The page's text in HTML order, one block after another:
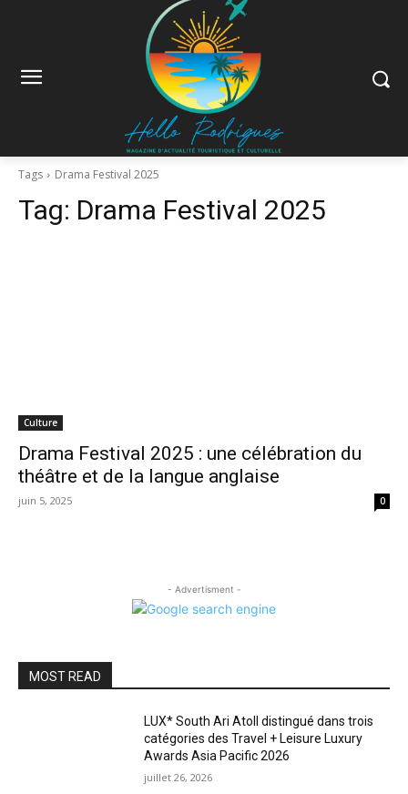
Tags Drama Festival 2025
Tag: Drama Festival 2025
Culture
Drama Festival 2025 : une célébration du
théâtre et de la langue anglaise
juin 5, 2025 0
- Advertisment -
MOST READ
LUX* South Ari Atoll distingué dans trois
catégories des Travel + Leisure Luxury
Awards Asia Pacific 2026
juillet 26, 2026